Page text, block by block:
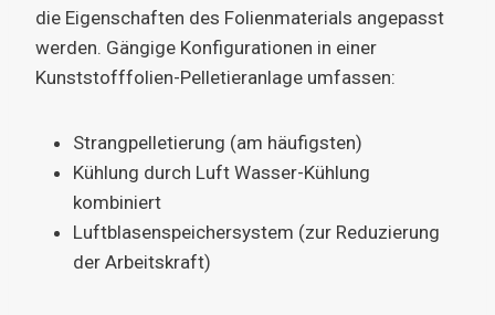
die Eigenschaften des Folienmaterials angepasst
werden. Gängige Konfigurationen in einer
Kunststofffolien-Pelletieranlage umfassen:
Strangpelletierung (am häufigsten)
Kühlung durch Luft Wasser-Kühlung
kombiniert
Luftblasenspeichersystem (zur Reduzierung
der Arbeitskraft)